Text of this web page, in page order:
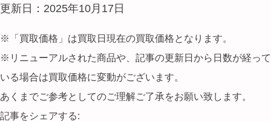
更新日：2025年10月17日
※「買取価格」は買取日現在の買取価格となります。
※リニューアルされた商品や、記事の更新日から日数が経って
いる場合は買取価格に変動がございます。
あくまでご参考としてのご理解ご了承をお願い致します。
記事をシェアする: